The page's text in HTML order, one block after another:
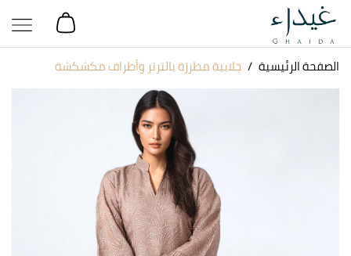
الصفحة الرئيسية جلابية مطرزة بالترتر وأطراف مكشكشة